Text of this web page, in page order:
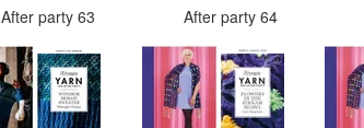
After party 63 After party 64